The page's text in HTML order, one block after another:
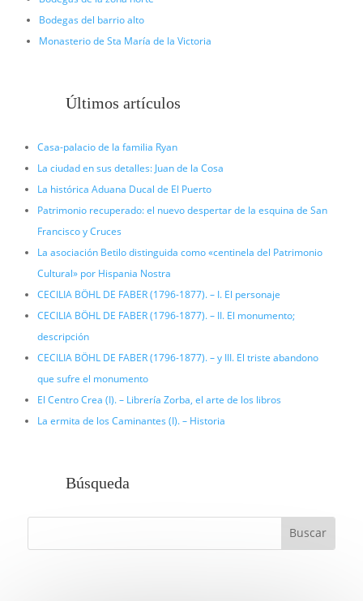
Bodegas del barrio alto
Monasterio de Sta María de la Victoria
Últimos artículos
Casa-palacio de la familia Ryan
La ciudad en sus detalles: Juan de la Cosa
La histórica Aduana Ducal de El Puerto
Patrimonio recuperado: el nuevo despertar de la esquina de San
Francisco y Cruces
La asociación Betilo distinguida como «centinela del Patrimonio
Cultural» por Hispania Nostra
CECILIA BÖHL DE FABER (1796-1877). – I. El personaje
CECILIA BÖHL DE FABER (1796-1877). – II. El monumento;
descripción
CECILIA BÖHL DE FABER (1796-1877). – y III. El triste abandono
que sufre el monumento
El Centro Crea (I). – Librería Zorba, el arte de los libros
La ermita de los Caminantes (I). – Historia
Búsqueda